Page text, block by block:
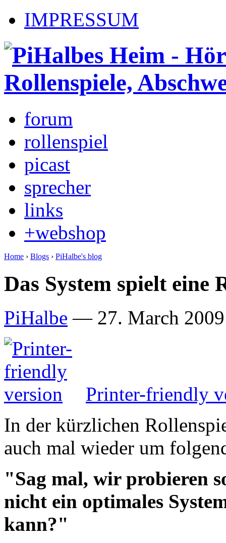
IMPRESSUM
forum
rollenspiel
picast
sprecher
links
+webshop
Home › Blogs › PiHalbe's blog
Das System spielt eine
PiHalbe — 27. March
Printer-friendly
In der kürzlichen
auch mal wieder um
"Sag mal, wir probieren
nicht ein optimales
kann?"